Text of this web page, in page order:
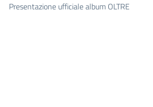
Presentazione ufficiale album OLTRE